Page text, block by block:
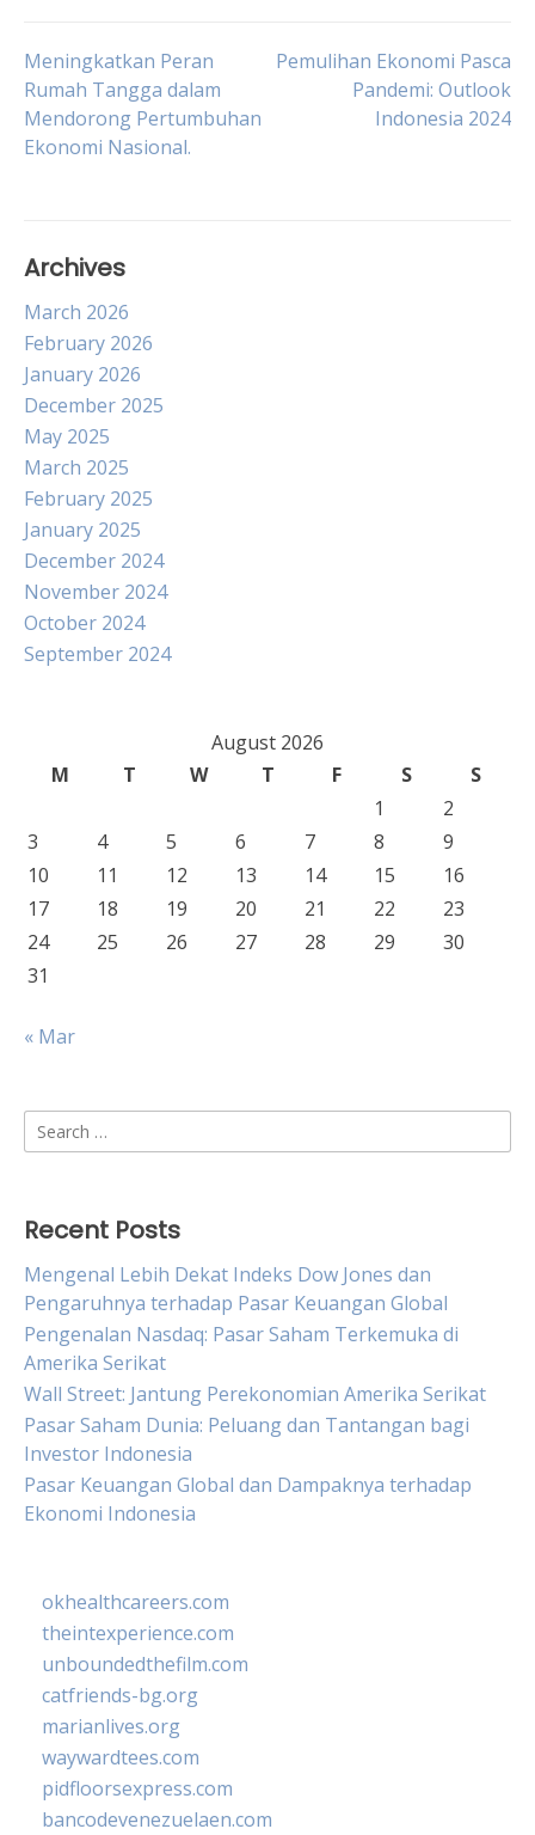
Post
navigation
Meningkatkan Peran
Rumah Tangga dalam
Mendorong Pertumbuhan
Ekonomi Nasional.
Pemulihan Ekonomi Pasca
Pandemi: Outlook
Indonesia 2024
Archives
March 2026
February 2026
January 2026
December 2025
May 2025
March 2025
February 2025
January 2025
December 2024
November 2024
October 2024
September 2024
August 2026
M
T W T F S
S
1
2
3
4 5 6 7 8
9
10
11 12 13 14 15
16
17
18 19 20 21 22
23
24
25 26 27 28 29
30
31
« Mar
Search
for:
Recent Posts
Mengenal Lebih Dekat Indeks Dow Jones dan
Pengaruhnya terhadap Pasar Keuangan Global
Pengenalan Nasdaq: Pasar Saham Terkemuka di
Amerika Serikat
Wall Street: Jantung Perekonomian Amerika Serikat
Pasar Saham Dunia: Peluang dan Tantangan bagi
Investor Indonesia
Pasar Keuangan Global dan Dampaknya terhadap
Ekonomi Indonesia
okhealthcareers.com
theintexperience.com
unboundedthefilm.com
catfriends-bg.org
marianlives.org
waywardtees.com
pidfloorsexpress.com
bancodevenezuelaen.com